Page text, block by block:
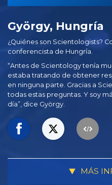
György, Hungría
¿Quiénes son Scientologists?
conferencista de Hungría.
“Antes de Scientology tenía
estaba tratando de obtener
en ninguna parte. Gracias a
todas estas preguntas. Y soy
día”, dice György.
MÁS